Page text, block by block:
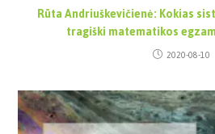
Rūta Andriuškevičienė: Kokias
tragiški matematikos
2020-08-10